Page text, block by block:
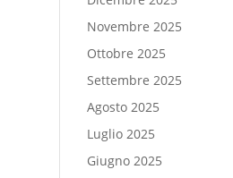
Novembre 2025
Ottobre 2025
Settembre 2025
Agosto 2025
Luglio 2025
Giugno 2025